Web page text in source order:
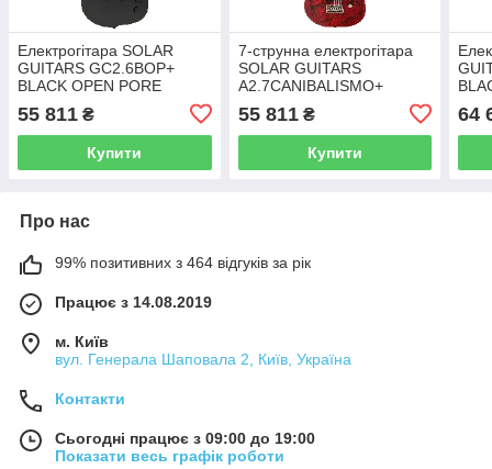
Електрогітара SOLAR
GUITARS GC2.6BOP+
BLACK OPEN PORE
55 811 ₴
Купити
7-струнна електрогітара
SOLAR GUITARS
A2.7CANIBALISMO+
BLOOD RED OPEN PORE
W/BLOOD SPLATTER
55 811₴
Купити
64
Про нас
99% позитивних з 464 відгуків за рік
Працює з 14.08.2019
м. Київ
вул. Генерала Шаповала 2, Київ, Україна
Контакти
Сьогодні працює з 09:00 до 19:00
Показати весь графік роботи